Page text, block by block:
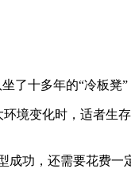
十多年的“冷板凳
境变化时，适者生
成功，还需要花费一